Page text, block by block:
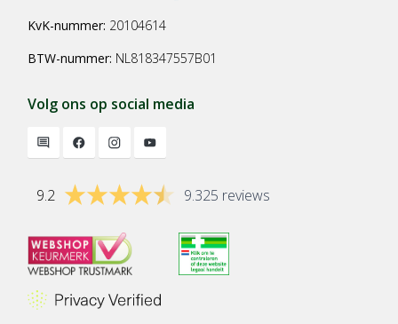
KvK-nummer: 20104614
BTW-nummer: NL818347557B01
Volg ons op social media
9.2 9.325 reviews